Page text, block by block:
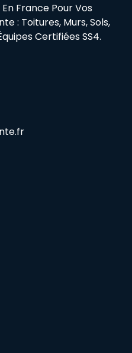
France Pour Vos
: Toitures, Murs, Sols,
Certifiées SS4.